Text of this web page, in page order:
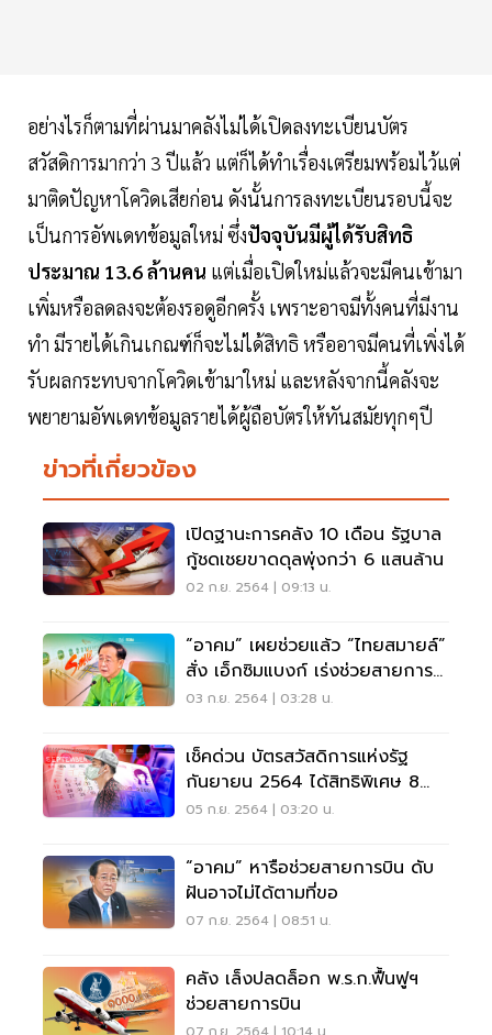
อย่างไรก็ตามที่ผ่านมาคลังไม่ได้เปิดลงทะเบียนบัตร
สวัสดิการมากว่า 3 ปีแล้ว แต่ก็ได้ทำเรื่องเตรียมพร้อมไว้แต่
มาติดปัญหาโควิดเสียก่อน ดังนั้นการลงทะเบียนรอบนี้จะ
เป็นการอัพเดทข้อมูลใหม่ ซึ่งปัจจุบันมีผู้ได้รับสิทธิ
ประมาณ 13.6 ล้านคน แต่เมื่อเปิดใหม่แล้วจะมีคนเข้ามา
เพิ่มหรือลดลงจะต้องรอดูอีกครั้ง เพราะอาจมีทั้งคนที่มีงาน
ทำ มีรายได้เกินเกณฑ์ก็จะไม่ได้สิทธิ หรืออาจมีคนที่เพิ่งได้
รับผลกระทบจากโควิดเข้ามาใหม่ และหลังจากนี้คลังจะ
พยายามอัพเดทข้อมูลรายได้ผู้ถือบัตรให้ทันสมัยทุกๆปี
ข่าวที่เกี่ยวข้อง
เปิดฐานะการคลัง 10 เดือน รัฐบาล
กู้ชดเชยขาดดุลพุ่งกว่า 6 แสนล้าน
02 ก.ย. 2564 | 09:13 น.
“อาคม” เผยช่วยแล้ว “ไทยสมายล์”
สั่ง เอ็กซิมแบงก์ เร่งช่วยสายการ
บินอื่น
03 ก.ย. 2564 | 03:28 น.
เช็คด่วน บัตรสวัสดิการแห่งรัฐ
กันยายน 2564 ได้สิทธิพิเศษ 8
รายการอะไรบ้าง
05 ก.ย. 2564 | 03:20 น.
“อาคม” หารือช่วยสายการบิน ดับ
ฝันอาจไม่ได้ตามที่ขอ
07 ก.ย. 2564 | 08:51 น.
คลัง เล็งปลดล็อก พ.ร.ก.ฟื้นฟูฯ
ช่วยสายการบิน